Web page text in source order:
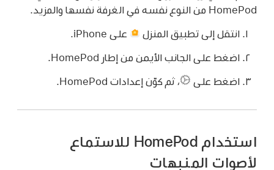
HomePod من النوع نفسه في الغرفة نفسها والمزيد.
انتقل إلى تطبيق المنزل على iPhone.
اضغط على الجانب الأيمن من إطار HomePod.
اضغط على ، ثم كوّن إعدادات HomePod.
استخدام HomePod للاستماع
لأصوات المنبهات